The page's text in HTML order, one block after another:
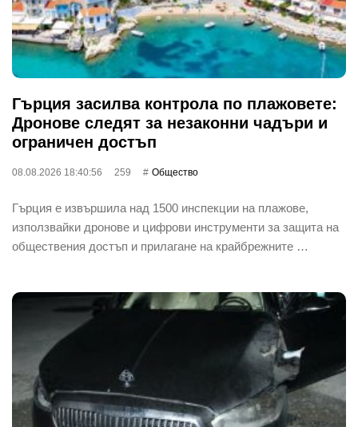
Гърция засилва контрола по плажовете:
Дронове следят за незаконни чадъри и
ограничен достъп
08.08.2026 18:40:56 259 Общество
Гърция е извършила над 1500 инспекции на плажове,
използвайки дронове и цифрови инструменти за защита на
обществения достъп и прилагане на крайбрежните …